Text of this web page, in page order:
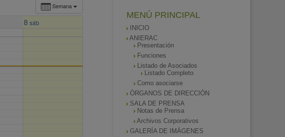
Semana
8 sáb
MENÚ PRINCIPAL
INICIO
ANIERAC
Presentación
Funciones
Listado de Asociados
Listado Completo
Como asociarse
ÓRGANOS DE DIRECCIÓN
SALA DE PRENSA
Notas de Prensa
Archivos Corporativos
GALERÍA DE IMÁGENES